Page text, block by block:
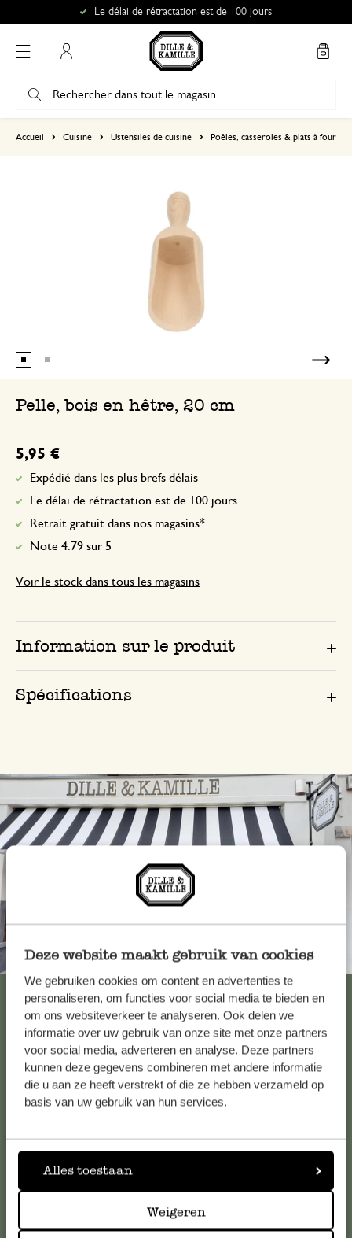
Deze website maakt gebruik van cookies
We gebruiken cookies om content en advertenties te
personaliseren, om functies voor social media te bieden en
om ons websiteverkeer te analyseren. Ook delen we
informatie over uw gebruik van onze site met onze partners
voor social media, adverteren en analyse. Deze partners
kunnen deze gegevens combineren met andere informatie
die u aan ze heeft verstrekt of die ze hebben verzameld op
basis van uw gebruik van hun services.
Alles toestaan
Weigeren
Le délai de rétractation est de 100 jours
Accueil Cuisine Ustensiles de cuisine Poêles, casseroles & plats à four
Pelle, bois en hêtre, 20 cm
5,95 €
Expédié dans les plus brefs délais
Le délai de rétractation est de 100 jours
Retrait gratuit dans nos magasins*
Note 4.79 sur 5
Voir le stock dans tous les magasins
Information sur le produit
Spécifications
Toujours à proximité
Voir les 62 magasins
Service clientèle
Pour toute question ou demande de conseil ou d’aide,
nos réponses auxquestions les plus fréquemment posées.
Service client en ligne